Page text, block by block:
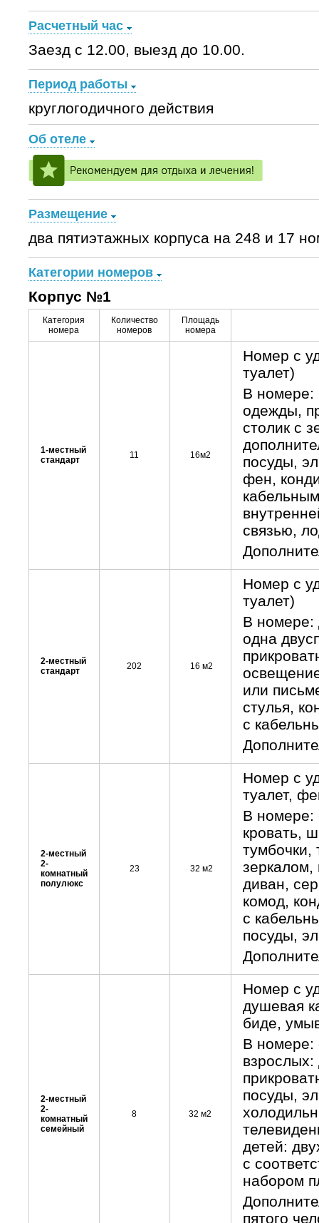
Расчетный час
Заезд с 12.00, выезд до 10.00.
Период работы
круглогодичного действия
Об отеле
Размещение
два пятиэтажных корпуса на 248 и 17
Категории номеров
Корпус №1
Категория
номера
Количество
номеров
Площадь
номера
1-местный
стандарт
11 16м2
Номер с
туалет)
В номере:
одежды,
столик с
посуды,
фен,
связью,
2-местный
стандарт
202 16 м2
Номер с
туалет)
В номере:
одна
или
стулья,
с
2-местный
2-
комнатный
полулюкс
23 32 м2
Номер с
туалет,
В номере:
кровать,
тумбочки,
зеркалом,
диван,
комод,
с
посуды,
2-местный
2-
комнатный
семейный
8 32 м2
Номер с
душевая
биде,
В номере:
взрослых:
посуды,
детей:
с
набором
пятого